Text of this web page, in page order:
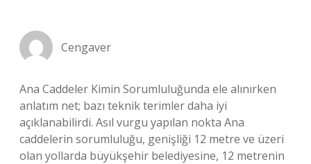
Cengaver
Ana Caddeler Kimin Sorumluluğunda ele alınırken
anlatım net; bazı teknik terimler daha iyi
açıklanabilirdi. Asıl vurgu yapılan nokta Ana
caddelerin sorumluluğu, genişliği 12 metre ve üzeri
olan yollarda büyükşehir belediyesine, 12 metrenin